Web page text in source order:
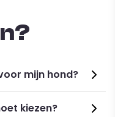
mijn hond?
kiezen?